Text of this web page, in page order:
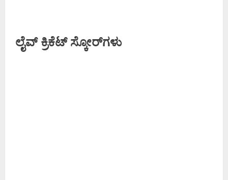
ವಸ್ತುಗಳ
ಬೆಲೆ
ಲೈವ್ ಕ್ರಿಕೆಟ್ ಸ್ಕೋರ್‌ಗಳು